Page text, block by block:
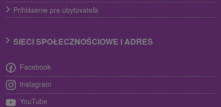
Prihlásenie pre ubytovateľa
SIECI SPOŁECZNOŚCIOWE I ADRES
Facebook
Instagram
YouTube